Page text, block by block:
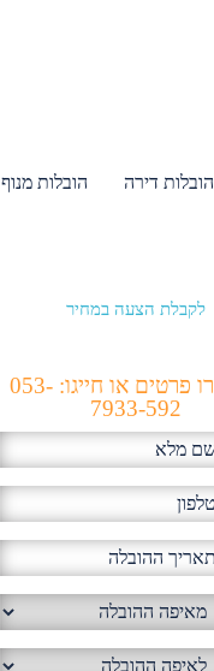
הובלות דירה הובלות מנוף
לקבלת הצעה במחיר
השאירו פרטים או חייגו: 053-
7933-592